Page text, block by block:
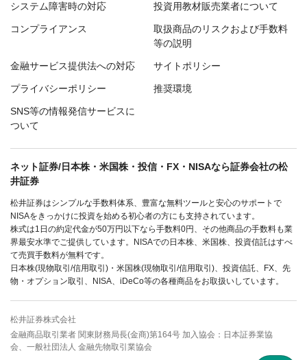
システム障害時の対応 投資用教材販売業者について
コンプライアンス
取扱商品のリスクおよび手数料
等の説明
金融サービス提供法への対応 サイトポリシー
プライバシーポリシー 推奨環境
SNS等の情報発信サービスに
ついて
ネット証券/日本株・米国株・投信・FX・NISAなら証券会社の松
井証券
松井証券はシンプルな手数料体系、豊富な無料ツールと安心のサポートで
NISAをきっかけに投資を始める初心者の方にも支持されています。
株式は1日の約定代金が50万円以下なら手数料0円、その他商品の手数料も業
界最安水準でご提供しています。NISAでの日本株、米国株、投資信託はすべ
て売買手数料が無料です。
日本株(現物取引/信用取引)・米国株(現物取引/信用取引)、投資信託、FX、先
物・オプション取引、NISA、iDeCo等の各種商品をお取扱いしています。
松井証券株式会社
金融商品取引業者 関東財務局長(金商)第164号 加入協会：日本証券業協
会、一般社団法人 金融先物取引業協会